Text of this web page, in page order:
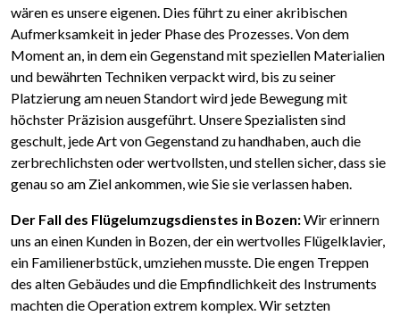
wären es unsere eigenen. Dies führt zu einer akribischen
Aufmerksamkeit in jeder Phase des Prozesses. Von dem
Moment an, in dem ein Gegenstand mit speziellen Materialien
und bewährten Techniken verpackt wird, bis zu seiner
Platzierung am neuen Standort wird jede Bewegung mit
höchster Präzision ausgeführt. Unsere Spezialisten sind
geschult, jede Art von Gegenstand zu handhaben, auch die
zerbrechlichsten oder wertvollsten, und stellen sicher, dass sie
genau so am Ziel ankommen, wie Sie sie verlassen haben.
Der Fall des Flügelumzugsdienstes in Bozen:Wir erinnern
uns an einen Kunden in Bozen, der ein wertvolles Flügelklavier,
ein Familienerbstück, umziehen musste. Die engen Treppen
des alten Gebäudes und die Empfindlichkeit des Instruments
machten die Operation extrem komplex. Wir setzten